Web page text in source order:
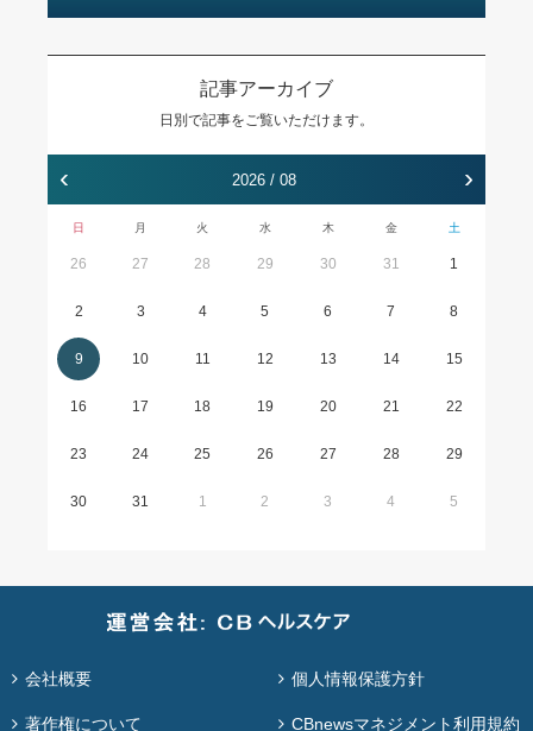
記事アーカイブ
日別で記事をご覧いただけます。
‹ 2026 / 08 ›
日 月 火 水 木 金 土
26 27 28 29 30 31 1
2 3 4 5 6 7 8
9 10 11 12 13 14 15
16 17 18 19 20 21 22
23 24 25 26 27 28 29
30 31 1 2 3 4 5
会社概要 個人情報保護方針
著作権について CBnewsマネジメント利用規約